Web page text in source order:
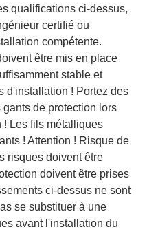
qualifications ci-dessus,
certifié ou
compétente.
être mis en place
stable et
d'installation ! Portez des
de protection lors
! Les fils métalliques
! Attention ! Risque de
risques doivent être
doivent être prises
ci-dessus ne sont
se substituer à une
avant l'installation du